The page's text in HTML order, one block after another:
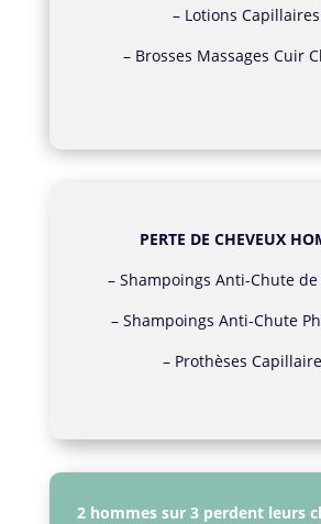
– Lotions Capillaires
– Brosses Massages Cuir
PERTE DE CHEVEUX
– Shampoings Anti-Chute de
–Shampoings Anti-Chute
– Prothèses
2 hommes sur 3 perdent leurs